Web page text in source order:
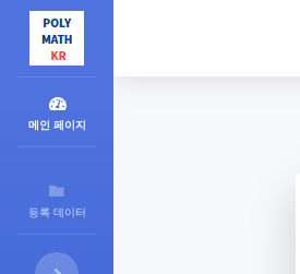
메인 페이지
등록 데이터